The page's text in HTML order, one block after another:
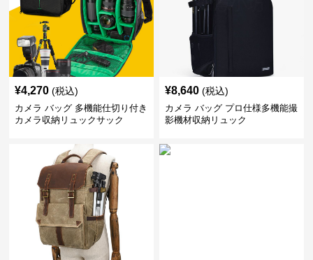
¥4,270 (税込)
カメラ バッグ 多機能仕切り付き
カメラ収納リュックサック
¥8,640 (税込)
カメラ バッグ プロ仕様多機能撮
影機材収納リュック